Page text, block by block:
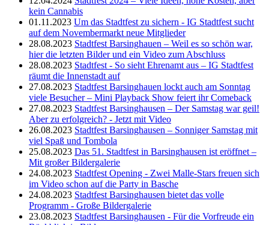
kein Cannabis
01.11.2023 Um das Stadtfest zu sichern - IG Stadtfest sucht
auf dem Novembermarkt neue Mitglieder
28.08.2023 Stadtfest Barsinghauen – Weil es so schön war,
hier die letzten Bilder und ein Video zum Abschluss
28.08.2023 Stadtfest - So sieht Ehrenamt aus – IG Stadtfest
räumt die Innenstadt auf
27.08.2023 Stadtfest Barsinghauen lockt auch am Sonntag
viele Besucher – Mini Playback Show feiert ihr Comeback
27.08.2023 Stadtfest Barsinghausen – Der Samstag war geil!
Aber zu erfolgreich? - Jetzt mit Video
26.08.2023 Stadtfest Barsinghausen – Sonniger Samstag mit
viel Spaß und Tombola
25.08.2023 Das 51. Stadtfest in Barsinghausen ist eröffnet –
Mit großer Bildergalerie
24.08.2023 Stadtfest Opening - Zwei Malle-Stars freuen sich
im Video schon auf die Party in Basche
24.08.2023 Stadtfest Barsinghausen bietet das volle
Programm - Große Bildergalerie
23.08.2023 Stadtfest Barsinghausen - Für die Vorfreude ein